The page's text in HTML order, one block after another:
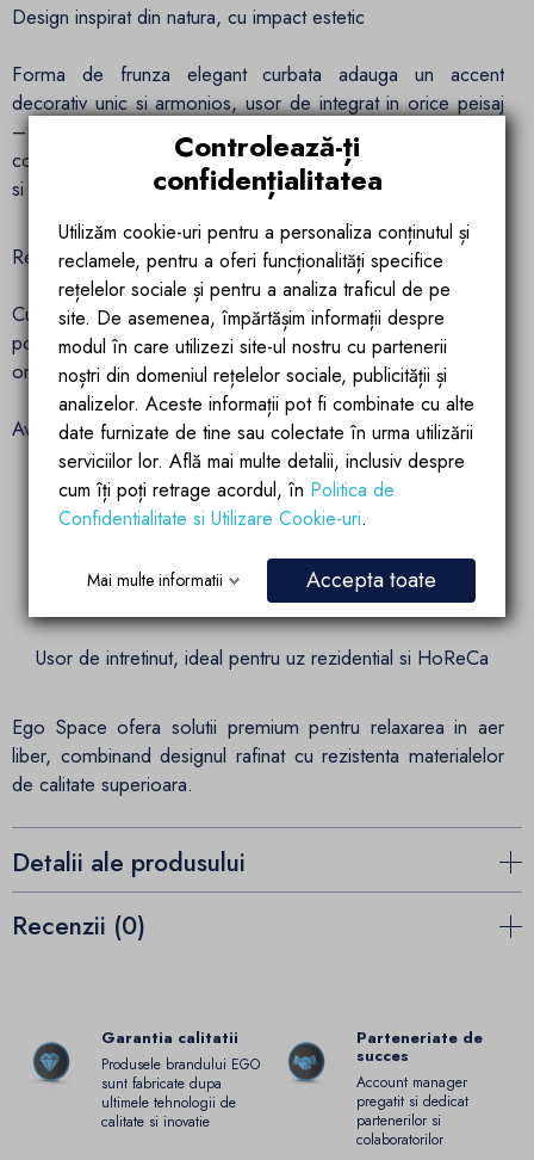
Design inspirat din natura, cu impact estetic
Forma de frunza elegant curbata adauga un accent
decorativ unic si armonios, usor de integrat in orice peisaj
– de la amenajari rustice la cele minimaliste sau
contemporane. Finisajul maro cald accentueaza naturaletea
si rafinamentul piesei.
Relaxare completa prin confort extins
Cu dimensiuni de 195 × 80 × 45 cm, sezlongul permite o
pozitie relaxata si sprijina corect corpul, fiind perfect pentru
orele de liniste la plaja, piscina sau in propria gradina.
Avantaje cheie:
Cadru din aluminiu, rezistent la coroziune
Design ergonomic in forma de frunza
Usor de intretinut, ideal pentru uz rezidential si HoReCa
Ego Space ofera solutii premium pentru relaxarea in aer
liber, combinand designul rafinat cu rezistenta materialelor
de calitate superioara.
Detalii ale produsului
Recenzii (0)
Garantia calitatii
Produsele brandului EGO
sunt fabricate dupa
ultimele tehnologii de
calitate si inovatie
Parteneriate de
succes
Account manager
pregatit si dedicat
partenerilor si
colaboratorilor
Controlează-ți
confidențialitatea
Utilizăm cookie-uri pentru a personaliza conținutul și
reclamele, pentru a oferi funcționalități specifice
rețelelor sociale și pentru a analiza traficul de pe
site. De asemenea, împărtășim informații despre
modul în care utilizezi site-ul nostru cu partenerii
noștri din domeniul rețelelor sociale, publicității și
analizelor. Aceste informații pot fi combinate cu alte
date furnizate de tine sau colectate în urma utilizării
serviciilor lor. Află mai multe detalii, inclusiv despre
cum îți poți retrage acordul, în Politica de
Confidentialitate si Utilizare Cookie-uri.
Mai multe informatii Accepta toate